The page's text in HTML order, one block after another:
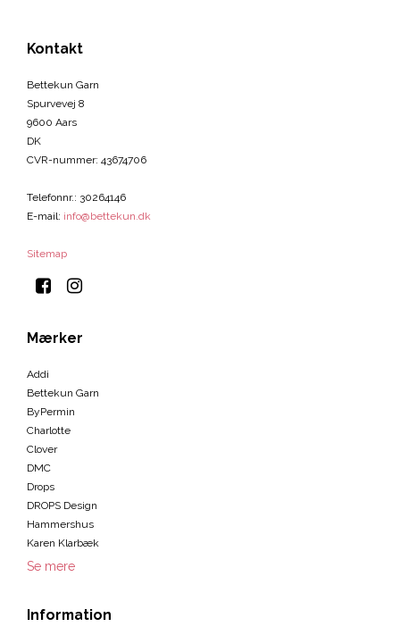
Kontakt
Bettekun Garn
Spurvevej 8
9600 Aars
DK
CVR-nummer: 43674706
Telefonnr.: 30264146
E-mail: info@bettekun.dk
Sitemap
Mærker
Addi
Bettekun Garn
ByPermin
Charlotte
Clover
DMC
Drops
DROPS Design
Hammershus
Karen Klarbæk
Se mere
Information